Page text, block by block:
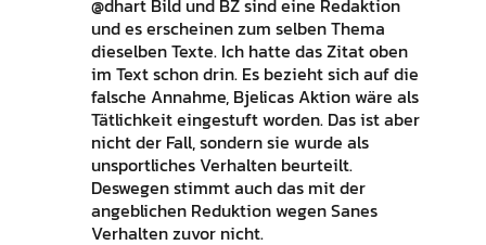
und es erscheinen zum selben Thema
dieselben Texte. Ich hatte das Zitat oben
im Text schon drin. Es bezieht sich auf die
falsche Annahme, Bjelicas Aktion wäre als
Tätlichkeit eingestuft worden. Das ist aber
nicht der Fall, sondern sie wurde als
unsportliches Verhalten beurteilt.
Deswegen stimmt auch das mit der
angeblichen Reduktion wegen Sanes
Verhalten zuvor nicht.